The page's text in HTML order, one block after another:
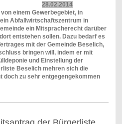
28.02.2014
einem Gewerbegebiet, in
Abfallwirtschaftszentrum in
ein Mitspracherecht darüber
entstehen sollen. Dazu bedarf es
mit der Gemeinde Beselich,
bringen will, indem er mit
und Einstellung der
Beselich mehren sich die
doch zu sehr entgegengekommen